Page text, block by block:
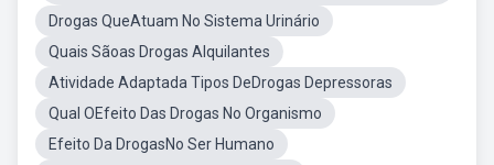
Drogas QueAtuam No Sistema Urinário
Quais Sãoas Drogas Alquilantes
Atividade Adaptada Tipos DeDrogas Depressoras
Qual OEfeito Das Drogas No Organismo
Efeito Da DrogasNo Ser Humano